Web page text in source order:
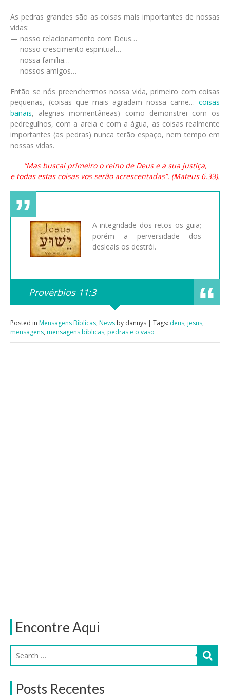
Encontre Aqui
Posts Recentes
As pedras grandes são as coisas mais importantes de nossas
vidas:
— nosso relacionamento com Deus…
— nosso crescimento espiritual…
— nossa família…
— nossos amigos…
Então se nós preenchermos nossa vida, primeiro com coisas
pequenas, (coisas que mais agradam nossa carne… coisas
banais, alegrias momentâneas) como demonstrei com os
pedregulhos, com a areia e com a água, as coisas realmente
importantes (as pedras) nunca terão espaço, nem tempo em
nossas vidas.
“Mas buscai primeiro o reino de Deus e a sua justiça,
e todas estas coisas vos serão acrescentadas”. (Mateus 6.33).
A integridade dos retos os guia;
porém a perversidade dos
desleais os destrói.
Provérbios 11:3
Posted in Mensagens Bíblicas, News by dannys | Tags: deus, jesus,
mensagens, mensagens bíblicas, pedras e o vaso